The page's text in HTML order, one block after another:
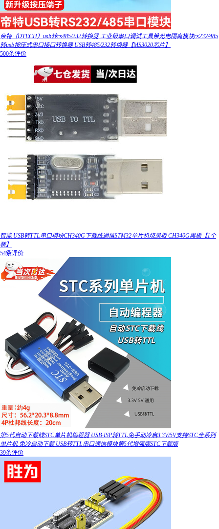
帝特（DTECH）usb转rs485/232转换器 工业级串口调试工具带光电隔离模块rs232/485
转usb按压式串口接口转换器 USB转485/232转换器【MS3020芯片】
500条评价
智能 USB转TTL串口模块CH340G下载线通信STM32单片机烧录板 CH340G黑板【1个
装】
54条评价
第5代自动下载线STC单片机编程器 USB-ISP转TTL免手动冷启3.3V/5V支持STC全系列
单片机 免冷启动下载 USB转TTL串口通信模块第5代增强版STC下载版
39条评价